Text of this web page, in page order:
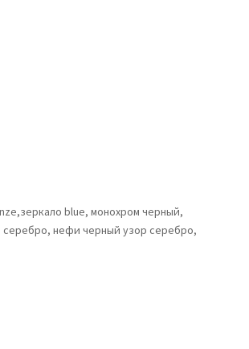
blue, монохром черный,
серебро, нефи черный узор серебро,